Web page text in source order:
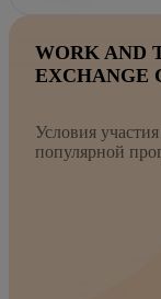
WORK AND
EXCHANGE
Условия
популярной